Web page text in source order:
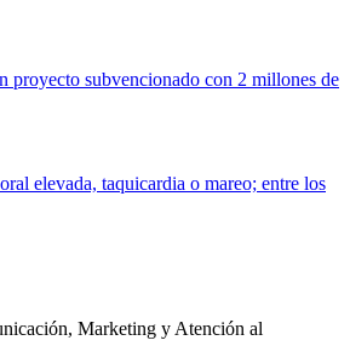
proyecto subvencionado con 2 millones de
elevada, taquicardia o mareo; entre los
Marketing y Atención al